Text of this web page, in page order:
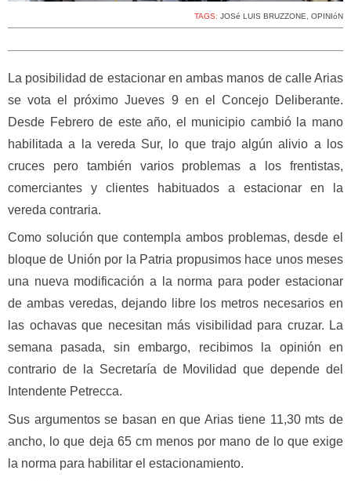
TAGS: JOSé LUIS BRUZZONE, OPINIóN
La posibilidad de estacionar en ambas manos de calle Arias
se vota el próximo Jueves 9 en el Concejo Deliberante.
Desde Febrero de este año, el municipio cambió la mano
habilitada a la vereda Sur, lo que trajo algún alivio a los
cruces pero también varios problemas a los frentistas,
comerciantes y clientes habituados a estacionar en la
vereda contraria.
Como solución que contempla ambos problemas, desde el
bloque de Unión por la Patria propusimos hace unos meses
una nueva modificación a la norma para poder estacionar
de ambas veredas, dejando libre los metros necesarios en
las ochavas que necesitan más visibilidad para cruzar. La
semana pasada, sin embargo, recibimos la opinión en
contrario de la Secretaría de Movilidad que depende del
Intendente Petrecca.
Sus argumentos se basan en que Arias tiene 11,30 mts de
ancho, lo que deja 65 cm menos por mano de lo que exige
la norma para habilitar el estacionamiento.